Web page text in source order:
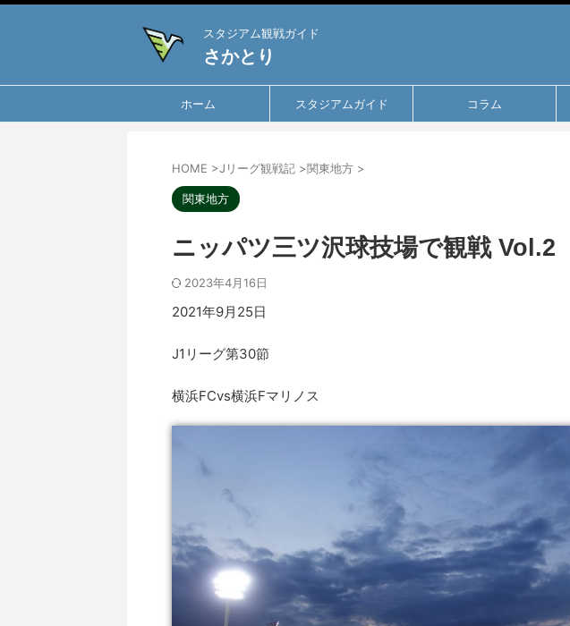
スタジアム観戦ガイド
さかとり
ホーム スタジアムガイド コラム
HOME >Jリーグ観戦記 >関東地方 >
関東地方
ニッパツ三ツ沢球技場で観戦 Vol.2
2023年4月16日
2021年9月25日
J1リーグ第30節
横浜FCvs横浜Fマリノス